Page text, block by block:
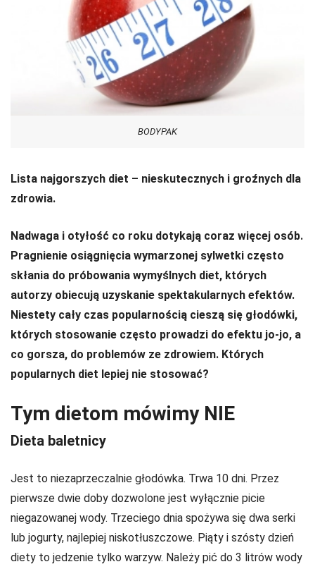
BODYPAK
Lista najgorszych diet – nieskutecznych i groźnych dla
zdrowia.
Nadwaga i otyłość co roku dotykają coraz więcej osób.
Pragnienie osiągnięcia wymarzonej sylwetki często
skłania do próbowania wymyślnych diet, których
autorzy obiecują uzyskanie spektakularnych efektów.
Niestety cały czas popularnością cieszą się głodówki,
których stosowanie często prowadzi do efektu jo-jo, a
co gorsza, do problemów ze zdrowiem. Których
popularnych diet lepiej nie stosować?
Tym dietom mówimy NIE
Dieta baletnicy
Jest to niezaprzeczalnie głodówka. Trwa 10 dni. Przez
pierwsze dwie doby dozwolone jest wyłącznie picie
niegazowanej wody. Trzeciego dnia spożywa się dwa serki
lub jogurty, najlepiej niskotłuszczowe. Piąty i szósty dzień
diety to jedzenie tylko warzyw. Należy pić do 3 litrów wody